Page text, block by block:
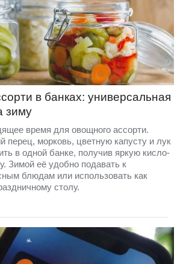
в банках: универсальная
зиму
время для овощного ассорти.
перец, морковь, цветную капусту и лук
в одной банке, получив яркую кисло-
Зимой её удобно подавать к
блюдам или использовать как
столу.